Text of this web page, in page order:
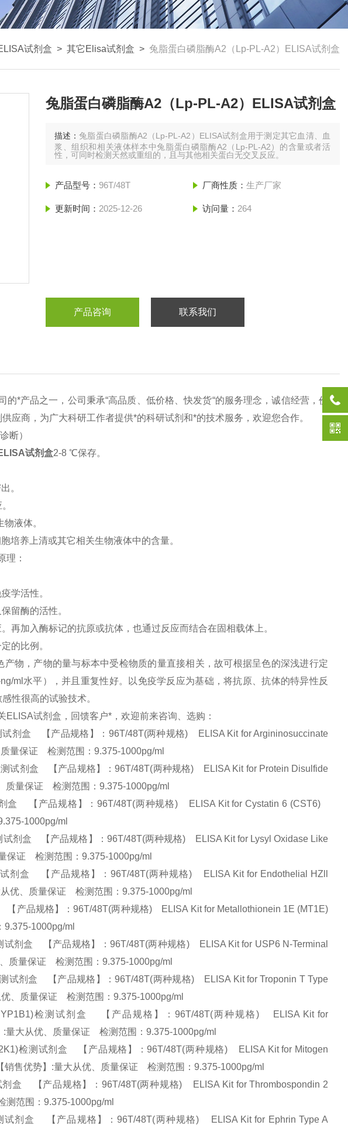
试剂盒 > 其它Elisa试剂盒 > 兔脂蛋白磷脂酶A2（Lp-PL-A2）ELISA试剂盒
兔脂蛋白磷脂酶A2（Lp-PL-A2）ELISA试剂盒
描述：兔脂蛋白磷脂酶A2（Lp-PL-A2）ELISA试剂盒用于测定其它血清、血
浆、组织和相关液体样本中兔脂蛋白磷脂酶A2（Lp-PL-A2）的含量或者活
性，可同时检测天然或重组的，且与其他相关蛋白无交叉反应。
产品型号： 96T/48T 厂商性质： 生产厂家
更新时间： 2025-12-26 访问量： 264
产品咨询 联系我们
的*产品之一，公司秉承“高品质、低价格、快发货“的服务理念，诚信经营，价
供应商，为广大科研工作者提供*的科研试剂和*的技术服务，欢迎您合作。
断）
试剂盒2-8 ℃保存。
。
液体。
培养上清或其它相关生物液体中的含量。
理：
学活性。
留酶的活性。
再加入酶标记的抗原或抗体，也通过反应而结合在固相载体上。
的比例。
物，产物的量与标本中受检物质的量直接相关，故可根据呈色的深浅进行定
ml水平），并且重复性好。以免疫学反应为基础，将抗原、抗体的特异性反
性很高的试验技术。
ELISA试剂盒，回馈客户*，欢迎前来咨询、选购：
剂盒 【产品规格】：96T/48T(两种规格) ELISA Kit for Argininosuccinate
量保证 检测范围：9.375-1000pg/ml
试剂盒 【产品规格】：96T/48T(两种规格) ELISA Kit for Protein Disulfide
质量保证 检测范围：9.375-1000pg/ml
盒 【产品规格】：96T/48T(两种规格) ELISA Kit for Cystatin 6 (CST6)
1000pg/ml
剂盒 【产品规格】：96T/48T(两种规格) ELISA Kit for Lysyl Oxidase Like
保证 检测范围：9.375-1000pg/ml
剂盒 【产品规格】：96T/48T(两种规格) ELISA Kit for Endothelial HZll
优、质量保证 检测范围：9.375-1000pg/ml
产品规格】：96T/48T(两种规格) ELISA Kit for Metallothionein 1E (MT1E)
9.375-1000pg/ml
剂盒 【产品规格】：96T/48T(两种规格) ELISA Kit for USP6 N-Terminal
质量保证 检测范围：9.375-1000pg/ml
试剂盒 【产品规格】：96T/48T(两种规格) ELISA Kit for Troponin T Type
、质量保证 检测范围：9.375-1000pg/ml
检测试剂盒 【产品规格】：96T/48T(两种规格) ELISA Kit for
量大从优、质量保证 检测范围：9.375-1000pg/ml
检测试剂盒 【产品规格】：96T/48T(两种规格) ELISA Kit for Mitogen
售优势】:量大从优、质量保证 检测范围：9.375-1000pg/ml
盒 【产品规格】：96T/48T(两种规格) ELISA Kit for Thrombospondin 2
范围：9.375-1000pg/ml
剂盒 【产品规格】：96T/48T(两种规格) ELISA Kit for Ephrin Type A